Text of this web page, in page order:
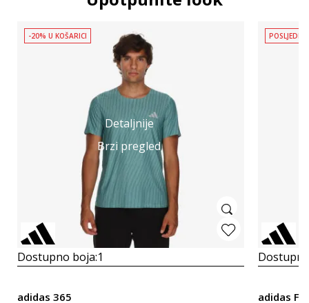
Detaljnije
Brzi pregled
-20% U KOŠARICI
Dostupno boja:1
adidas 365 adidas